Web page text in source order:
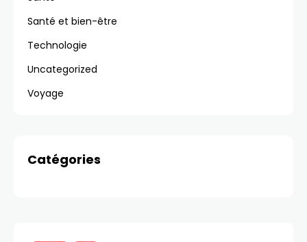
Santé et bien-être
Technologie
Uncategorized
Voyage
Catégories